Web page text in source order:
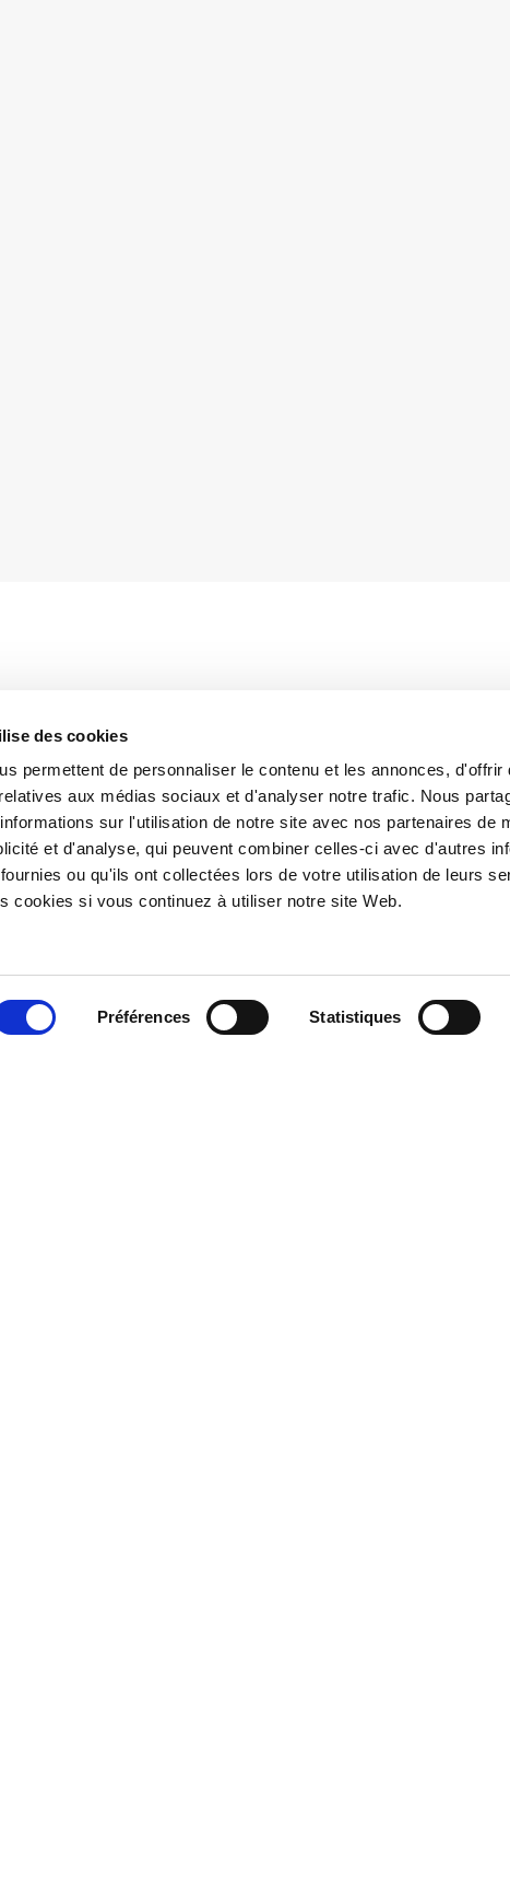
des cookies
permettent de personnaliser le contenu et les annonces, d'offrir
aux médias sociaux et d'analyser notre trafic. Nous
sur l'utilisation de notre site avec nos partenaires de
et d'analyse, qui peuvent combiner celles-ci avec d'autres
ou qu'ils ont collectées lors de votre utilisation de leurs
cookies si vous continuez à utiliser notre site Web.
Préférences Statistiques
de licenciement économique et la suspension
collectifs. Initialement introduite par le DécretCura
et assortie de plusieurs conditions par le
12, alinéa 11 du Décret-loi 137/2020 (le Décret
Ristori
)
prolongée jusqu’au 31 janvier 2021. Cependant, le
à cette interdiction, dont notamment la réduction de
d’entreprise prévoyant la mise en place d’un plan de
être négociés avec les organisations syndicales
au niveau national, territorial ou de l’entreprise
syndicales reconnues comme représentatives au
au plan ont droit à l’allocation chômage (NASPI).